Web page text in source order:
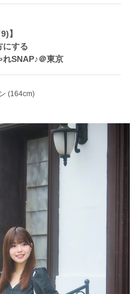
】
にする
れSNAP♪＠東京
(164cm)